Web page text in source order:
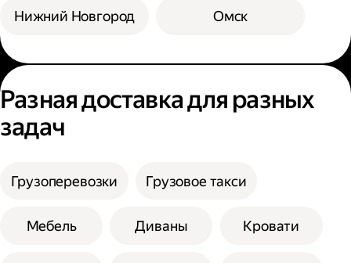
Нижний Новгород Омск
Разная доставка для разных
задач
Грузоперевозки Грузовое такси
Мебель Диваны Кровати